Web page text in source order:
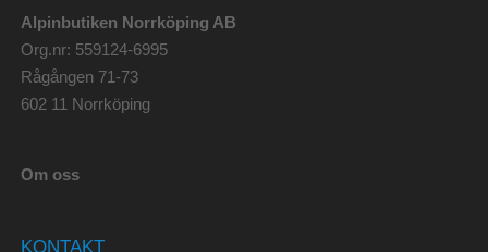
Alpinbutiken Norrköping AB
Org.nr: 559124-6995
Rågången 71-73
602 11 Norrköping
Om oss
KONTAKT